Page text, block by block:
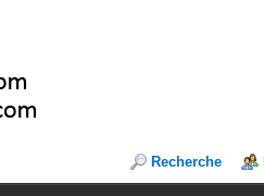
Recherche